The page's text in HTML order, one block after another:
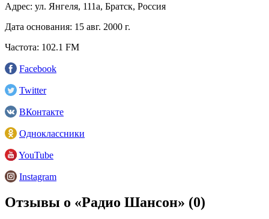
Адрес: ул. Янгеля, 111а, Братск, Россия
Дата основания: 15 авг. 2000 г.
Частота: 102.1 FM
Facebook
Twitter
ВКонтакте
Одноклассники
YouTube
Instagram
Отзывы о «Радио Шансон» (0)